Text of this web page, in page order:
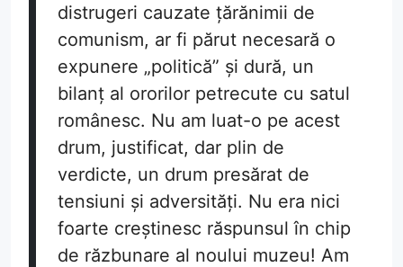
distrugeri cauzate țărănimii de
comunism, ar fi părut necesară o
expunere „politică” și dură, un
bilanț al ororilor petrecute cu satul
românesc. Nu am luat-o pe acest
drum, justificat, dar plin de
verdicte, un drum presărat de
tensiuni și adversități. Nu era nici
foarte creștinesc răspunsul în chip
de răzbunare al noului muzeu! Am